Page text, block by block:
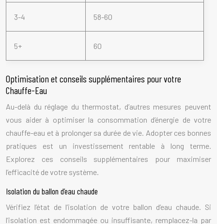
3-4 58-60
5+ 60
Optimisation et conseils supplémentaires pour votre
Chauffe-Eau
Au-delà du réglage du thermostat, d’autres mesures peuvent
vous aider à optimiser la consommation d’énergie de votre
chauffe-eau et à prolonger sa durée de vie. Adopter ces bonnes
pratiques est un investissement rentable à long terme.
Explorez ces conseils supplémentaires pour maximiser
l’efficacité de votre système.
Isolation du ballon d’eau chaude
Vérifiez l’état de l’isolation de votre ballon d’eau chaude. Si
l’isolation est endommagée ou insuffisante, remplacez-la par